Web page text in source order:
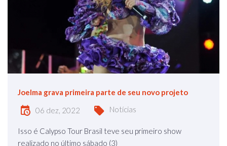
Joelma grava primeira parte de seu novo projeto
06 dez, 2022 Notícias
Isso é Calypso Tour Brasil teve seu primeiro show
realizado no último sábado (3)